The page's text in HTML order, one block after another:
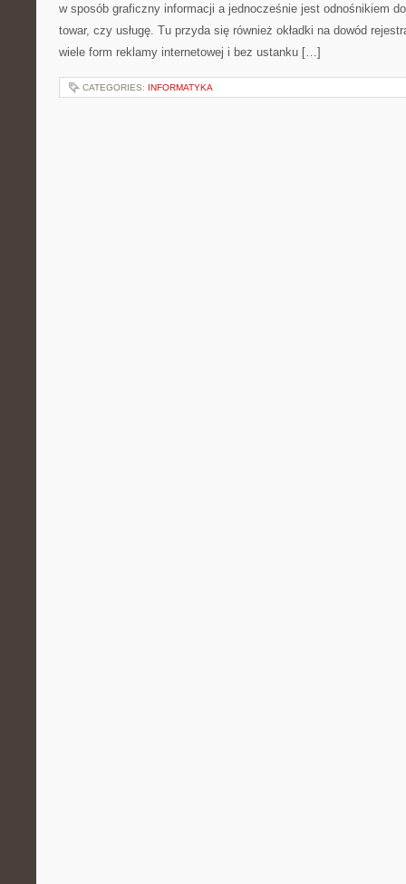
w sposób graficzny informacji a jednocześnie jest odnośnikiem
towar, czy usługę. Tu przyda się również okładki na dowód
wiele form reklamy internetowej i bez ustanku […]
CATEGORIES: INFORMATYKA